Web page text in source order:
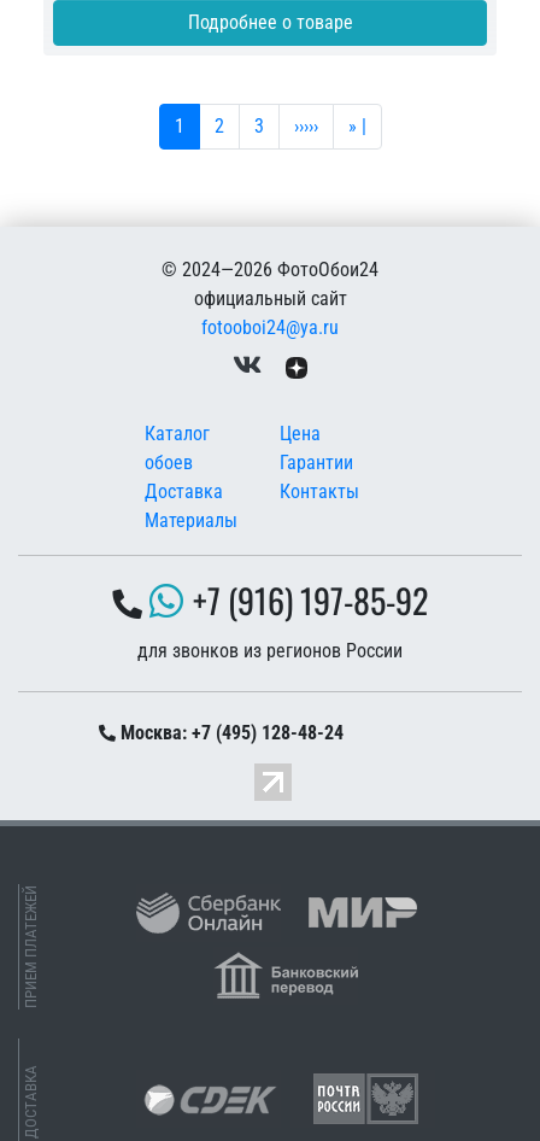
Подробнее о товаре
Текущая страница
1 Страница
2 Страница
3 Следующая страница
››››› Последняя страница
» |
© 2024—2026 ФотоОбои24
официальный сайт
fotooboi24@ya.ru
Меню в подвале
Каталог
обоев
Доставка
Материалы
Цена
Гарантии
Контакты
+7 (916) 197-85-92
для звонков из регионов России
Москва: +7 (495) 128-48-24
ПРИЕМ ПЛАТЕЖЕЙ
ДОСТАВКА